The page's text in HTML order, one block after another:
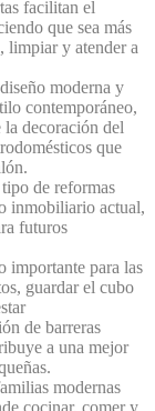
facilitan el
que sea más
limpiar y atender a
moderna y
contemporáneo,
decoración del
que
de reformas
inmobiliario actual,
futuros
importante para las
guardar el cubo
de barreras
a una mejor
modernas
cocinar, comer y